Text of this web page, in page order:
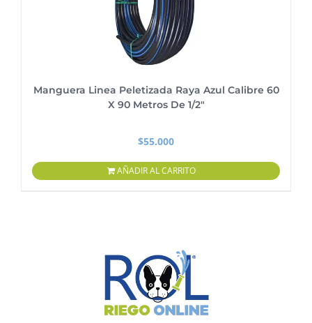
Manguera Linea Peletizada Raya Azul Calibre 60
X 90 Metros De 1/2″
$55.000
AÑADIR AL CARRITO